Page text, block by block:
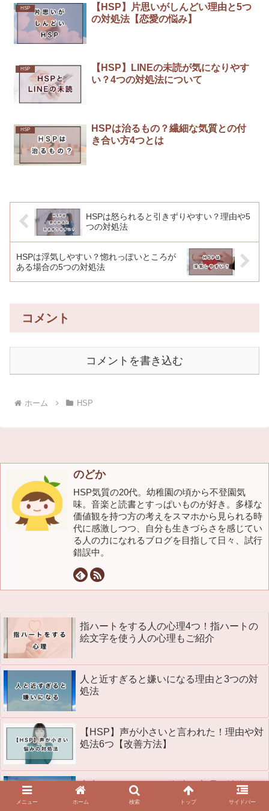
HSP
【HSP】片思いがしんどい理由と5つ
の対処法【恋愛の悩み】
HSP
【HSP】LINEの未読が気になりやす
い？4つの対処法について
HSP
HSPは治るもの？繊細な気質との付
き合い方4つとは
HSPは怒られると引きずりやすい？理由や5
つの対処法
HSPは浮気しやすい？惚れっぽいところが
ある場合の5つの対処法
コメント
コメントを書き込む
ホーム HSP
のどか
HSP気質の20代。幼稚園の頃から不登園気
味。音楽と読書とすっぱいものが好き。多様な
価値観を持つ方の考えをスマホから見られる時
代に感激しつつ、自分も生きづらさを感じてい
る人の力になれるブログを目指して日々、試行
錯誤中。
指ハートをする人の心理4つ！指ハートの
絵文字を使う人の心理もご紹介
人と近すぎると嫌いになる理由と3つの対
処法
【HSP】声が小さいと言われた！理由や対
処法6つ【改善方法】
夜中にLINEしてくる友達の心理や特徴っ
て？対処法5つもご紹介
メニュー ホーム 検索 トップ サイドバー